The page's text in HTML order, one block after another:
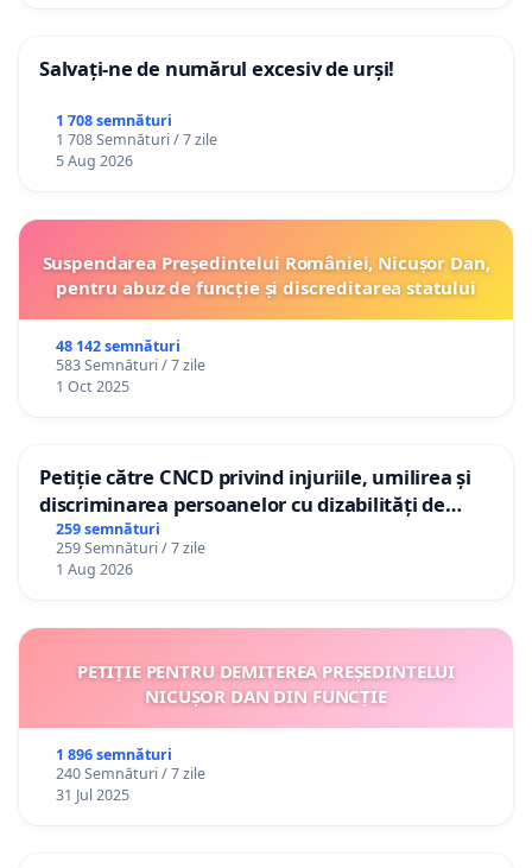
Salvați-ne de numărul excesiv de urși!
1 708 semnături
1 708 Semnături / 7 zile
5 Aug 2026
Suspendarea Președintelui României, Nicușor Dan,
pentru abuz de funcție și discreditarea statului
48 142 semnături
583 Semnături / 7 zile
1 Oct 2025
Petiție către CNCD privind injuriile, umilirea și
discriminarea persoanelor cu dizabilități de
către utilizatorul TikTok „Gorici”
259 semnături
259 Semnături / 7 zile
1 Aug 2026
PETIȚIE PENTRU DEMITEREA PREȘEDINTELUI
NICUȘOR DAN DIN FUNCȚIE
1 896 semnături
240 Semnături / 7 zile
31 Jul 2025